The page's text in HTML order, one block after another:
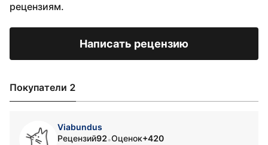
рецензиям.
Написать рецензию
Покупатели 2
Viabundus
Рецензий92•Оценок+420